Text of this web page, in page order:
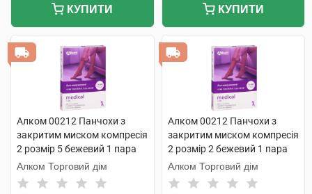
КУПИТИ КУПИТИ
Алком 00212 Панчохи з
закритим миском компресія
2 розмір 5 бежевий 1 пара
Алком Торговий дім
Алком 00212 Панчохи з
закритим миском компресія
2 розмір 2 бежевий 1 пара
Алком Торговий дім